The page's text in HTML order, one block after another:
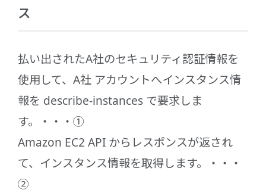
ス
払い出されたA社のセキュリティ認証情報を
使用して、A社 アカウントへインスタンス情
報を describe-instances で要求しま
す。・・・①
Amazon EC2 API からレスポンスが返され
て、インスタンス情報を取得します。・・・
②